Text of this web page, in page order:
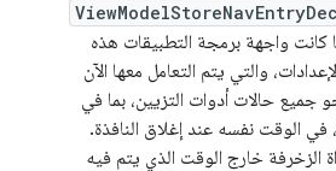
كانت واجهة برمجة التطبيقات هذه
والتي يتم التعامل معها الآن
جميع حالات أدوات التزيين، بما في
ذلك ViewModels، في الوقت نفسه عند إغلاق النافذة.
الزخرفة خارج الوقت الذي يتم فيه